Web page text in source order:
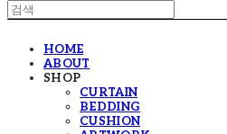
HOME
ABOUT
SHOP
CURTAIN
BEDDING
CUSHION